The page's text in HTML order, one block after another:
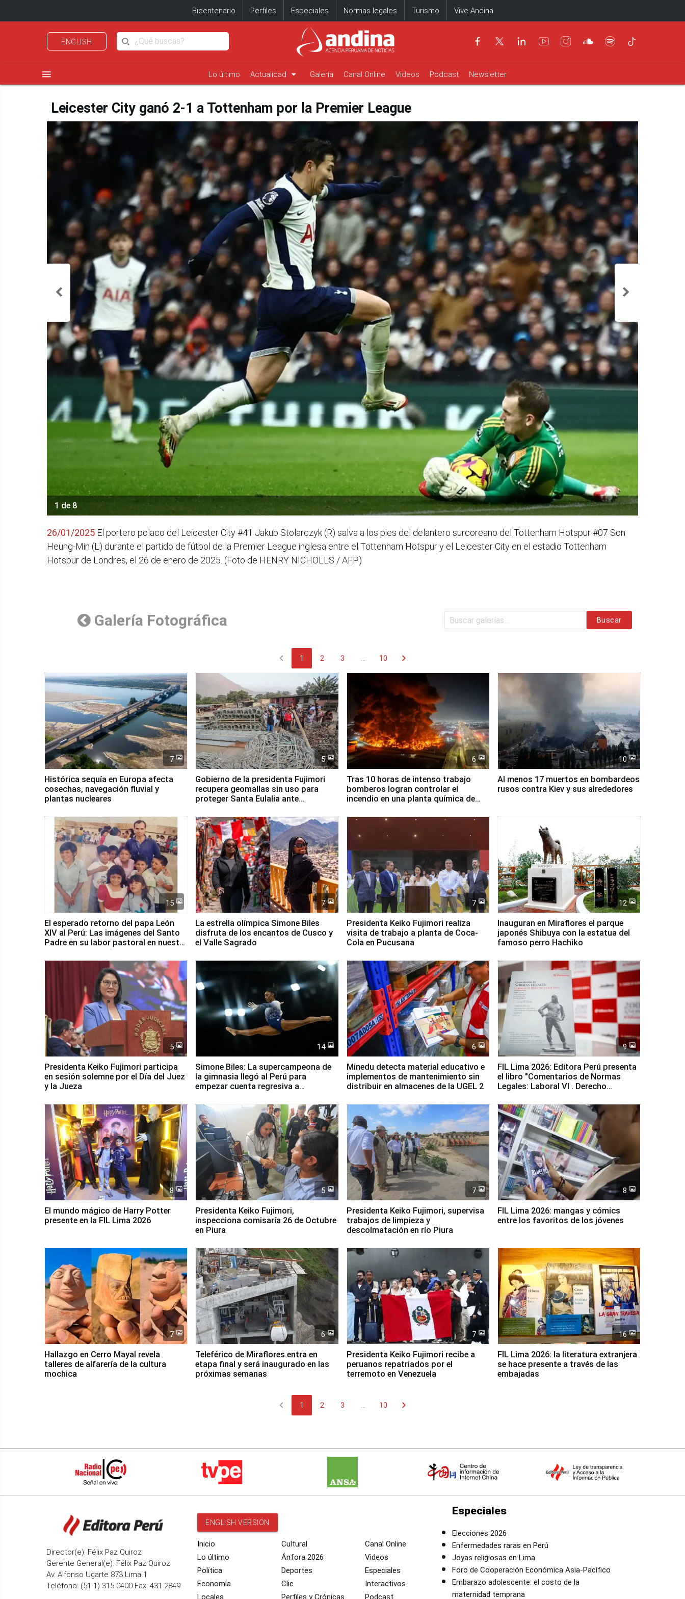
Bicentenario Perfiles Especiales Normas legales Turismo Vive Andina
ENGLISH
menu Lo último Actualidad arrow_drop_down Galería Canal Online Videos Podcast Newsletter
Leicester City ganó 2-1 a Tottenham por la Premier League
1 de 8
26/01/2025 El portero polaco del Leicester City #41 Jakub Stolarczyk (R) salva a los pies del delantero surcoreano del Tottenham Hotspur #07 Son
Heung-Min (L) durante el partido de fútbol de la Premier League inglesa entre el Tottenham Hotspur y el Leicester City en el estadio Tottenham
Hotspur de Londres, el 26 de enero de 2025. (Foto de HENRY NICHOLLS / AFP)
Galería Fotográfica Buscar
chevron_left 1 2 3 ... 10 chevron_right
7
Histórica sequía en Europa afecta
cosechas, navegación fluvial y
plantas nucleares
5
Gobierno de la presidenta Fujimori
recupera geomallas sin uso para
proteger Santa Eulalia ante
6
Tras 10 horas de intenso trabajo
bomberos logran controlar el
incendio en una planta química de
10
Al menos 17 muertos en bombardeos
rusos contra Kiev y sus alrededores
15
El esperado retorno del papa León
XIV al Perú: Las imágenes del Santo
Padre en su labor pastoral en nuestro
7
La estrella olímpica Simone Biles
disfruta de los encantos de Cusco y
el Valle Sagrado
7
Presidenta Keiko Fujimori realiza
visita de trabajo a planta de Coca-
Cola en Pucusana
12
Inauguran en Miraflores el parque
japonés Shibuya con la estatua del
famoso perro Hachiko
5
Presidenta Keiko Fujimori participa
en sesión solemne por el Día del Juez
y la Jueza
14
Simone Biles: La supercampeona de
la gimnasia llegó al Perú para
empezar cuenta regresiva a
6
Minedu detecta material educativo e
implementos de mantenimiento sin
distribuir en almacenes de la UGEL 2
9
FIL Lima 2026: Editora Perú presenta
el libro "Comentarios de Normas
Legales: Laboral Vl . Derecho
8
El mundo mágico de Harry Potter
presente en la FIL Lima 2026
5
Presidenta Keiko Fujimori,
inspecciona comisaría 26 de Octubre
en Piura
7
Presidenta Keiko Fujimori, supervisa
trabajos de limpieza y
descolmatación en río Piura
8
FIL Lima 2026: mangas y cómics
entre los favoritos de los jóvenes
7
Hallazgo en Cerro Mayal revela
talleres de alfarería de la cultura
mochica
6
Teleférico de Miraflores entra en
etapa final y será inaugurado en las
próximas semanas
7
Presidenta Keiko Fujimori recibe a
peruanos repatriados por el
terremoto en Venezuela
16
FIL Lima 2026: la literatura extranjera
se hace presente a través de las
embajadas
chevron_left 1 2 3 ... 10 chevron_right
Director(e): Félix Paz Quiroz
Gerente General(e): Félix Paz Quiroz
Av. Alfonso Ugarte 873 Lima 1
Teléfono: (51-1) 315 0400 Fax: 431 2849
ENGLISH VERSION
Inicio
Lo último
Política
Economía
Locales
Cultural
Ánfora 2026
Deportes
Clic
Perfiles y Crónicas
Canal Online
Videos
Especiales
Interactivos
Podcast
Especiales
Elecciones 2026
Enfermedades raras en Perú
Joyas religiosas en Lima
Foro de Cooperación Económica Asia-Pacífico
Embarazo adolescente: el costo de la
maternidad temprana